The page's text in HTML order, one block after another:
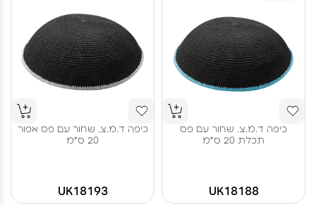
כיפה ד.מ.צ. שחור עם פס
תכלת 20 ס"מ
UK18188
כיפה ד.מ.צ. שחור עם פס אפור
20 ס"מ
UK18193